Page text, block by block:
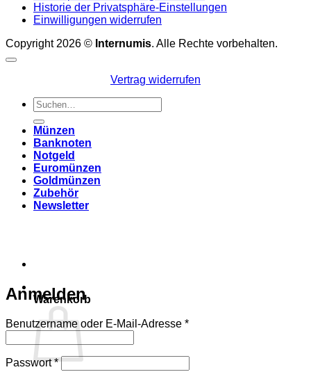
Warenkorb
Historie der Privatsphäre-Einstellungen
Einwilligungen widerrufen
Copyright 2026 © Internumis. Alle Rechte vorbehalten.
Vertrag widerrufen
Suchen
nach:
Münzen
Banknoten
Notgeld
Euromünzen
Goldmünzen
Zubehör
Newsletter
Anmelden
Benutzername oder E-Mail-Adresse *Erforderlich
Passwort*Erforderlich